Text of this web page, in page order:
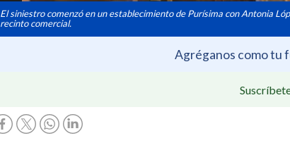
El siniestro comenzó en un establecimiento de Purísima con Antonia
recinto comercial.
Agréganos como tu